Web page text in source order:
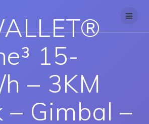
15-
– 3KM
– Gimbal –